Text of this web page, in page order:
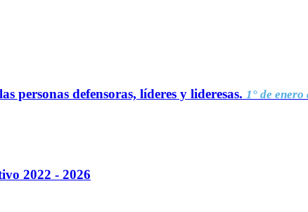
personas defensoras, líderes y lideresas. 1° de
2022 - 2026